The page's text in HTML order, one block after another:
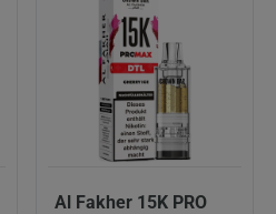
Al Fakher 15K PRO